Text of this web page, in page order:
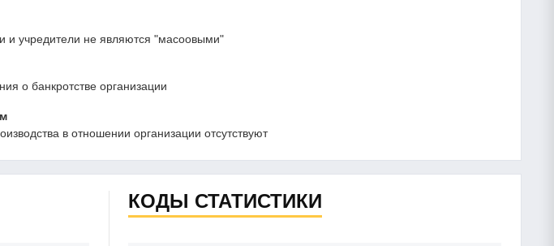
и учредители не являются "масоовыми"
о банкротстве организации
в отношении организации отсутствуют
КОДЫ СТАТИСТИКИ